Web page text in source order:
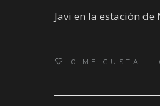
Javi en la estación de
0 ME GUSTA